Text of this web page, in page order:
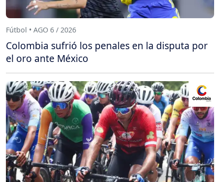
Fútbol • AGO 6 / 2026
Colombia sufrió los penales en la disputa por
el oro ante México